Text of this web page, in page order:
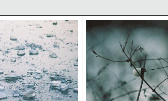
See Schneebeeren an